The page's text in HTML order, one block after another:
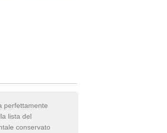
perfettamente
lista del
conservato